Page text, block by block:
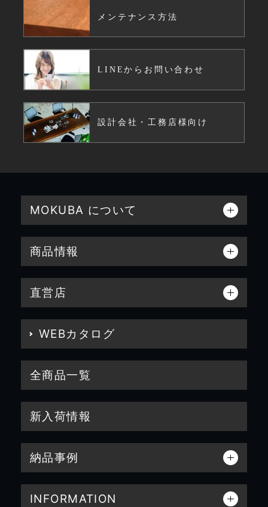
メンテナンス方法
LINEからお問い合わせ
設計会社・工務店様向け
MOKUBA について
商品情報
直営店
WEBカタログ
全商品一覧
新入荷情報
納品事例
INFORMATION